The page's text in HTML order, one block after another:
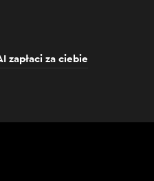
zapłaci za ciebie